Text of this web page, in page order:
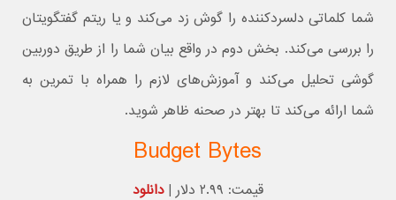
شما کلماتی دلسردکننده را گوش زد می‌کند و یا ریتم گفتگویتان
را بررسی می‌کند. بخش دوم در واقع بیان شما را از طریق دوربین
گوشی تحلیل می‌کند و آموزش‌های لازم را همراه با تمرین به
شما ارائه می‌کند تا بهتر در صحنه ظاهر شوید.
Budget Bytes
قیمت: ۲.۹۹ دلار | دانلود